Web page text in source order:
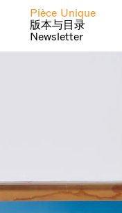
Pièce Unique
版本与目录
Newsletter